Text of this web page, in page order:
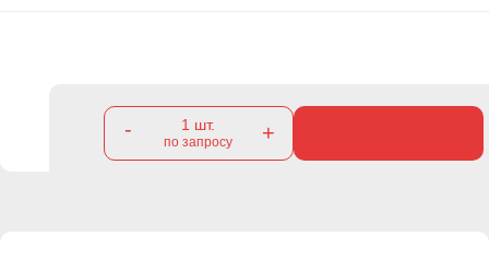
- 1 шт.
по запросу +